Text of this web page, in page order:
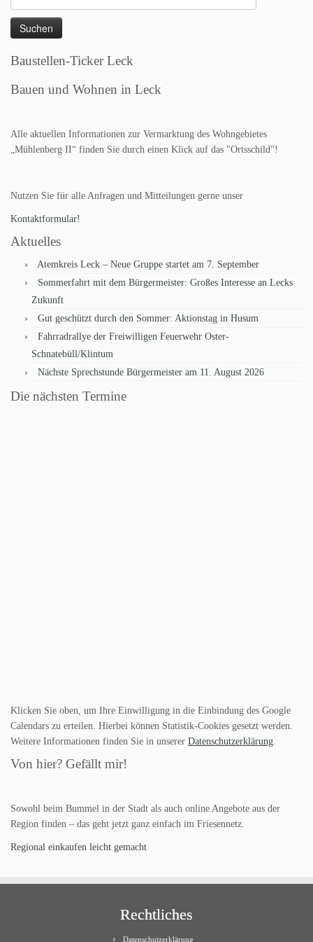
nach:
Baustellen-Ticker Leck
Bauen und Wohnen in Leck
Alle aktuellen Informationen zur Vermarktung des Wohngebietes
„Mühlenberg II“ finden Sie durch einen Klick auf das "Ortsschild"!
Nutzen Sie für alle Anfragen und Mitteilungen gerne unser
Kontaktformular!
Aktuelles
Atemkreis Leck – Neue Gruppe startet am 7. September
Sommerfahrt mit dem Bürgermeister: Großes Interesse an Lecks
Zukunft
Gut geschützt durch den Sommer: Aktionstag in Husum
Fahrradrallye der Freiwilligen Feuerwehr Oster-
Schnatebüll/Klintum
Nächste Sprechstunde Bürgermeister am 11. August 2026
Die nächsten Termine
Klicken Sie oben, um Ihre Einwilligung in die Einbindung des Google
Calendars zu erteilen. Hierbei können Statistik-Cookies gesetzt werden.
Weitere Informationen finden Sie in unserer Datenschutzerklärung.
Von hier? Gefällt mir!
Sowohl beim Bummel in der Stadt als auch online Angebote aus der
Region finden – das geht jetzt ganz einfach im Friesennetz.
Regional einkaufen leicht gemacht
Rechtliches
Datenschutzerklärung